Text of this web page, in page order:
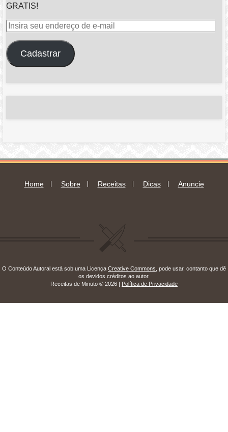
GRATIS!
Insira
endereço
de
Cadastrar
Home Sobre Receitas Dicas Anuncie
O Conteúdo Autoral está sob uma Licença Creative Commons , pode usar, contanto que dê
os devidos créditos ao autor.
Receitas de Minuto © 2026 | Política de Privacidade